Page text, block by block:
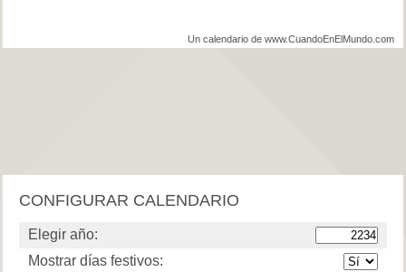
Un calendario de www.CuandoEnElMundo.com
CONFIGURAR CALENDARIO
Elegir año:
Mostrar días festivos: